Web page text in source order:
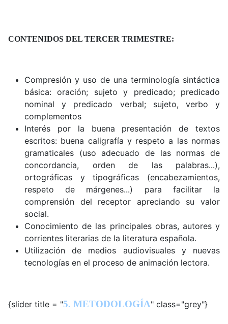
CONTENIDOS DEL TERCER TRIMESTRE:
Compresión y uso de una terminología sintáctica
básica: oración; sujeto y predicado; predicado
nominal y predicado verbal; sujeto, verbo y
complementos
Interés por la buena presentación de textos
escritos: buena caligrafía y respeto a las normas
gramaticales (uso adecuado de las normas de
concordancia, orden de las palabras...),
ortográficas y tipográficas (encabezamientos,
respeto de márgenes...) para facilitar la
comprensión del receptor apreciando su valor
social.
Conocimiento de las principales obras, autores y
corrientes literarias de la literatura española.
Utilización de medios audiovisuales y nuevas
tecnologías en el proceso de animación lectora.
{slider title = "5. METODOLOGÍA" class="grey"}